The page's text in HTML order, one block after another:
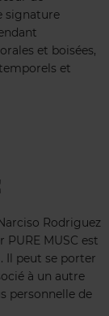
signature
et boisées,
et
Rodriguez
MUSC est
Il peut se porter
à un autre
personnelle de